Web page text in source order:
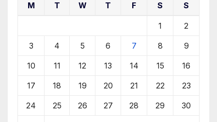
M T W T F S S
1 2
3 4 5 6 7 8 9
10 11 12 13 14 15 16
17 18 19 20 21 22 23
24 25 26 27 28 29 30